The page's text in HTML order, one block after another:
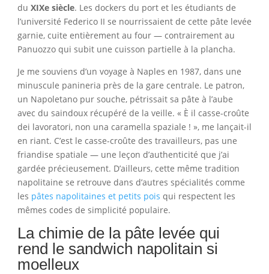
du XIXe siècle. Les dockers du port et les étudiants de
l’université Federico II se nourrissaient de cette pâte levée
garnie, cuite entièrement au four — contrairement au
Panuozzo qui subit une cuisson partielle à la plancha.
Je me souviens d’un voyage à Naples en 1987, dans une
minuscule panineria près de la gare centrale. Le patron,
un Napoletano pur souche, pétrissait sa pâte à l’aube
avec du saindoux récupéré de la veille. « È il casse-croûte
dei lavoratori, non una caramella spaziale ! », me lançait-il
en riant. C’est le casse-croûte des travailleurs, pas une
friandise spatiale — une leçon d’authenticité que j’ai
gardée précieusement. D’ailleurs, cette même tradition
napolitaine se retrouve dans d’autres spécialités comme
les pâtes napolitaines et petits pois qui respectent les
mêmes codes de simplicité populaire.
La chimie de la pâte levée qui
rend le sandwich napolitain si
moelleux